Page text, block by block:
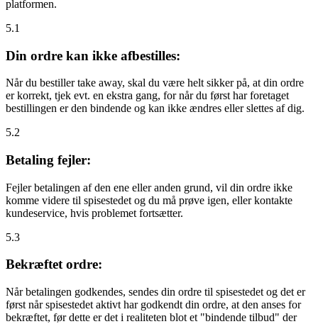
platformen.
5.1
Din ordre kan ikke afbestilles:
Når du bestiller take away, skal du være helt sikker på, at din ordre
er korrekt, tjek evt. en ekstra gang, for når du først har foretaget
bestillingen er den bindende og kan ikke ændres eller slettes af dig.
5.2
Betaling fejler:
Fejler betalingen af den ene eller anden grund, vil din ordre ikke
komme videre til spisestedet og du må prøve igen, eller kontakte
kundeservice, hvis problemet fortsætter.
5.3
Bekræftet ordre:
Når betalingen godkendes, sendes din ordre til spisestedet og det er
først når spisestedet aktivt har godkendt din ordre, at den anses for
bekræftet, før dette er det i realiteten blot et "bindende tilbud" der